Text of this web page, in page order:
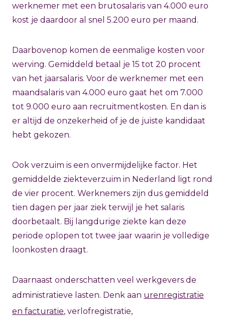
werknemer met een brutosalaris van 4.000 euro
kost je daardoor al snel 5.200 euro per maand.
Daarbovenop komen de eenmalige kosten voor
werving. Gemiddeld betaal je 15 tot 20 procent
van het jaarsalaris. Voor de werknemer met een
maandsalaris van 4.000 euro gaat het om 7.000
tot 9.000 euro aan recruitmentkosten. En dan is
er altijd de onzekerheid of je de juiste kandidaat
hebt gekozen.
Ook verzuim is een onvermijdelijke factor. Het
gemiddelde ziekteverzuim in Nederland ligt rond
de vier procent. Werknemers zijn dus gemiddeld
tien dagen per jaar ziek terwijl je het salaris
doorbetaalt. Bij langdurige ziekte kan deze
periode oplopen tot twee jaar waarin je volledige
loonkosten draagt.
Daarnaast onderschatten veel werkgevers de
administratieve lasten. Denk aan urenregistratie
en facturatie, verlofregistratie,